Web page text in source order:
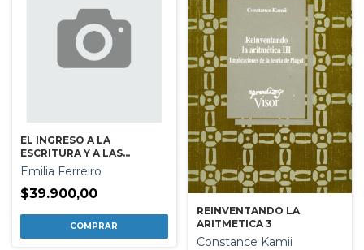
EL INGRESO A LA
ESCRITURA Y A LAS
CULTURAS DE LO ESCRITO
Emilia Ferreiro
$39.900,00
REINVENTANDO LA
ARITMETICA 3
Constance Kamii